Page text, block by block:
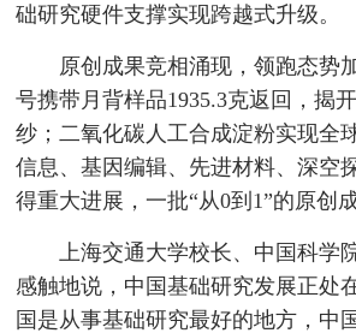
础研究硬件支撑实现跨越式升级。
原创成果竞相涌现，领跑态势
号携带月背样品1935.3克返回，揭
纱；二氧化碳人工合成淀粉实现全
信息、基因编辑、先进材料、深空
得重大进展，一批“从0到1”的原创
上海交通大学校长、中国科学
感触地说，中国基础研究发展正处
国是从事基础研究最好的地方，中